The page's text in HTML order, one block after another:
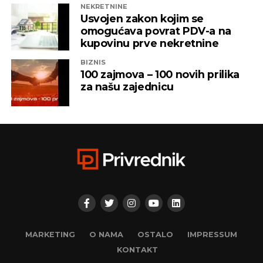
Iz “Infinity-ja” su tada saopštili da će bez posla ostati
oko 800 ljudi, a spas su potražili u registrovanju
novih kompanija i promjenama vlasničke strukture,
pretvarajućći dotatašnje rukovodioce u vlasnike.
„Invictus“ su prije mjesec dana osnovali menadžeri
„Prointera“ i „Siriusa”.
REKLAMA
NEKRETNINE
Usvojen zakon kojim se
omogućava povrat PDV-a na
kupovinu prve nekretnine
BIZNIS
100 zajmova – 100 novih prilika
za našu zajednicu
MARKETING O NAMA OSTALO
IMPRESSUM
KONTAKT